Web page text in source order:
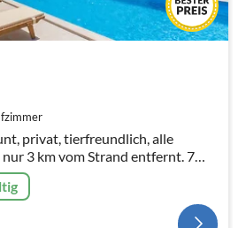
privat, tierfreundlich, alle
3 km vom Strand entfernt. 7
WLAN, Grill, 2 Fahrräder.